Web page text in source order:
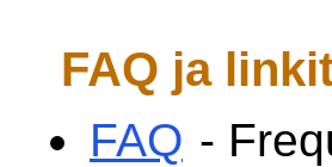
FAQ ja
FAQ -